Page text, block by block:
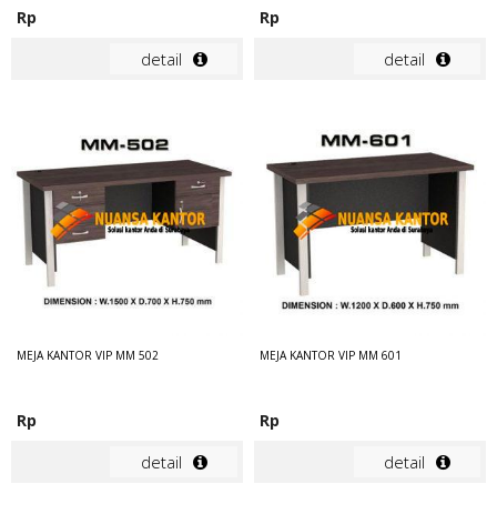
Rp
detail
Rp
detail
MEJA KANTOR VIP MM 502
Rp
detail
MEJA KANTOR VIP MM 601
Rp
detail